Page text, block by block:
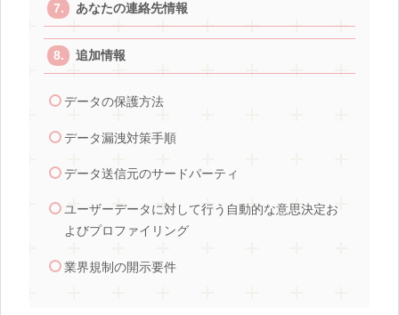
あなたの連絡先情報
追加情報
データの保護方法
データ漏洩対策手順
データ送信元のサードパーティ
ユーザーデータに対して行う自動的な意思決定お
よびプロファイリング
業界規制の開示要件